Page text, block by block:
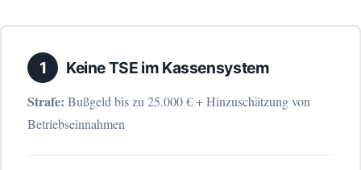
1 Keine TSE im Kassensystem
Strafe: Bußgeld bis zu 25.000 € + Hinzuschätzung von
Betriebseinnahmen